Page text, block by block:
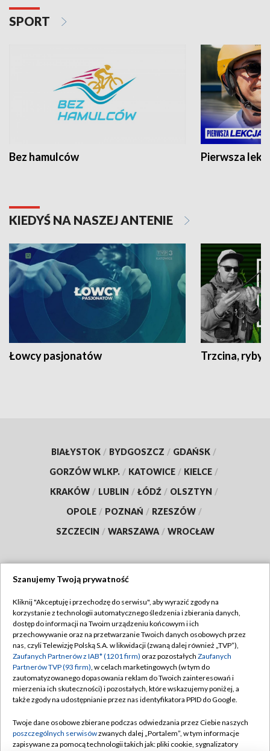
SPORT
Bez hamulców Pierwsza
KIEDYŚ NA NASZEJ ANTENIE
Łowcy pasjonatów Trzcina, ryby
BIAŁYSTOK / BYDGOSZCZ / GDAŃSK /
GORZÓW WLKP. / KATOWICE / KIELCE /
KRAKÓW / LUBLIN / ŁÓDŹ / OLSZTYN /
OPOLE / POZNAŃ / RZESZÓW /
SZCZECIN / WARSZAWA / WROCŁAW
TVP
Abonament TVP
Emisja w TVP
Centrum informacji TVP
Naziemna Telewizja Cyfrowa
Rada Programowa
Regulamin TVP
Polityka prywatności
Moje zgody
Pomoc
Kontakt
Szanujemy Twoją prywatność
Kliknij "Akceptuję i przechodzę do serwisu", aby wyrazić zgody na
korzystanie z technologii automatycznego śledzenia i zbierania danych,
dostęp do informacji na Twoim urządzeniu końcowym i ich
przechowywanie oraz na przetwarzanie Twoich danych osobowych przez
nas, czyli Telewizję Polską S.A. w likwidacji (zwaną dalej również „TVP”),
Zaufanych Partnerów z IAB* (1201 firm) oraz pozostałych Zaufanych
Partnerów TVP (93 firm), w celach marketingowych (w tym do
zautomatyzowanego dopasowania reklam do Twoich zainteresowań i
mierzenia ich skuteczności) i pozostałych, które wskazujemy poniżej, a
także zgody na udostępnianie przez nas identyfikatora PPID do Google.
Twoje dane osobowe zbierane podczas odwiedzania przez Ciebie naszych
poszczególnych serwisówzwanych dalej „Portalem”, w tym informacje
zapisywane za pomocą technologii takich jak: pliki cookie, sygnalizatory